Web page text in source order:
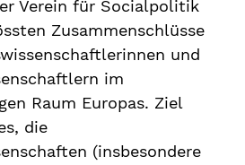
Verein für Socialpolitik
Zusammenschlüsse
und
im
Raum Europas. Ziel
die
(insbesondere